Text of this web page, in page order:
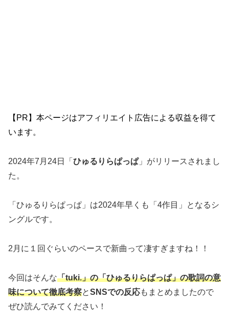
【PR】本ページはアフィリエイト広告による収益を得て
います。
2024年7月24日「 ひゅるりらぱっぱ」がリリースされまし
た。
「ひゅるりらぱっぱ」は2024年早くも「4作目」となるシ
ングルです。
2月に１回ぐらいのペースで新曲って凄すぎますね！！
今回はそんな「tuki.」の「ひゅるりらぱっぱ」の歌詞の意
味について徹底考察とSNSでの反応もまとめましたので
ぜひ読んでみてください！